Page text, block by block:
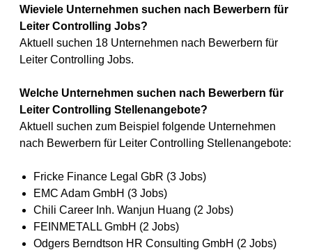
Wieviele Unternehmen suchen nach Bewerbern für
Leiter Controlling Jobs?
Aktuell suchen 18 Unternehmen nach Bewerbern für
Leiter Controlling Jobs.
Welche Unternehmen suchen nach Bewerbern für
Leiter Controlling Stellenangebote?
Aktuell suchen zum Beispiel folgende Unternehmen
nach Bewerbern für Leiter Controlling Stellenangebote:
Fricke Finance Legal GbR (3 Jobs)
EMC Adam GmbH (3 Jobs)
Chili Career Inh. Wanjun Huang (2 Jobs)
FEINMETALL GmbH (2 Jobs)
Odgers Berndtson HR Consulting GmbH (2 Jobs)